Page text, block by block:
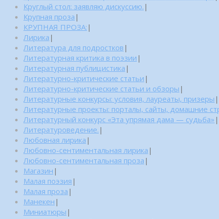
Круглый стол: заявляю дискуссию. |
Крупная проза |
КРУПНАЯ ПРОЗА: |
Лирика |
Литература для подростков |
Литературная критика в поэзии |
Литературная публицистика |
Литературно-критические статьи |
Литературно-критические статьи и обзоры |
Литературные конкурсы: условия, лауреаты, призеры |
Литературные проекты: порталы, сайты, домашние
Литературный конкурс «Эта упрямая дама — судьба» |
Литературоведение. |
Любовная лирика |
Любовно-сентиментальная лирика |
Любовно-сентиментальная проза |
Магазин |
Малая поэзия |
Малая проза |
Манекен |
Миниатюры |